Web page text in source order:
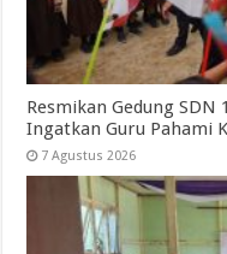
Resmikan Gedung
Ingatkan Guru Pahami
7 Agustus 2026